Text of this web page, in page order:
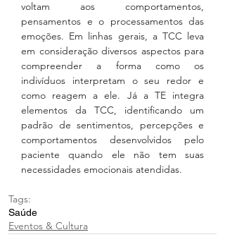
voltam aos comportamentos,
pensamentos e o processamentos das
emoções. Em linhas gerais, a TCC leva
em consideração diversos aspectos para
compreender a forma como os
indivíduos interpretam o seu redor e
como reagem a ele. Já a TE integra
elementos da TCC, identificando um
padrão de sentimentos, percepções e
comportamentos desenvolvidos pelo
paciente quando ele não tem suas
necessidades emocionais atendidas.
Tags:
Saúde
Eventos & Cultura